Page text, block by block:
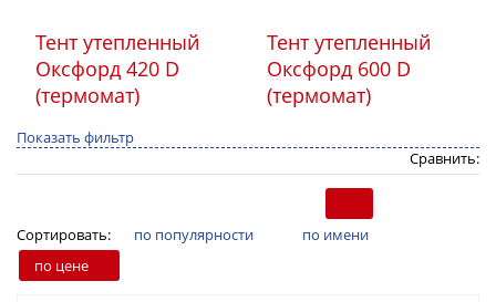
Тент утепленный
Оксфорд 420 D
(термомат)
Тент утепленный
Оксфорд 600 D
(термомат)
Показать фильтр
Сравнить:
Сортировать: по популярности
по имени
по цене